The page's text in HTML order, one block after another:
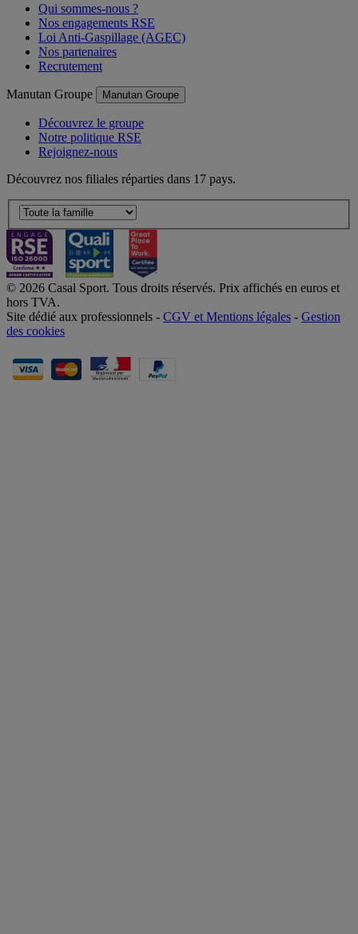
Qui sommes-nous ?
Nos engagements RSE
Loi Anti-Gaspillage (AGEC)
Nos partenaires
Recrutement
Manutan Groupe Manutan Groupe
Découvrez le groupe
Notre politique RSE
Rejoignez-nous
Découvrez nos filiales réparties dans 17 pays.
© 2026 Casal Sport. Tous droits réservés. Prix affichés en euros et
hors TVA.
Site dédié aux professionnels - CGV et Mentions légales - Gestion
des cookies